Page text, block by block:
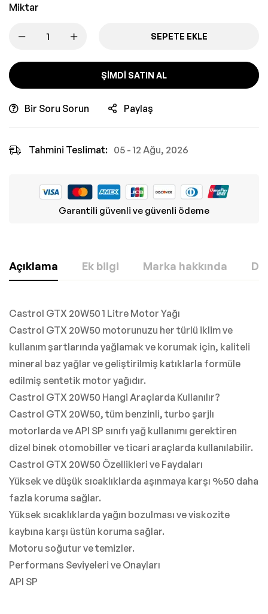
Miktar
SEPETE EKLE
ŞIMDI SATIN AL
Bir Soru Sorun Paylaş
Tahmini Teslimat: 05 - 12 Ağu, 2026
Garantili güvenli ve güvenli ödeme
Açıklama Ek bilgi Marka hakkında
Castrol GTX 20W50 1 Litre Motor Yağı
Castrol GTX 20W50 motorunuzu her türlü iklim ve
kullanım şartlarında yağlamak ve korumak için, kaliteli
mineral baz yağlar ve geliştirilmiş katıklarla formüle
edilmiş sentetik motor yağıdır.
Castrol GTX 20W50 Hangi Araçlarda Kullanılır?
Castrol GTX 20W50, tüm benzinli, turbo şarjlı
motorlarda ve API SP sınıfı yağ kullanımı gerektiren
dizel binek otomobiller ve ticari araçlarda kullanılabilir.
Castrol GTX 20W50 Özellikleri ve Faydaları
Yüksek ve düşük sıcaklıklarda aşınmaya karşı %50 daha
fazla koruma sağlar.
Yüksek sıcaklıklarda yağın bozulması ve viskozite
kaybına karşı üstün koruma sağlar.
Motoru soğutur ve temizler.
Performans Seviyeleri ve Onayları
API SP